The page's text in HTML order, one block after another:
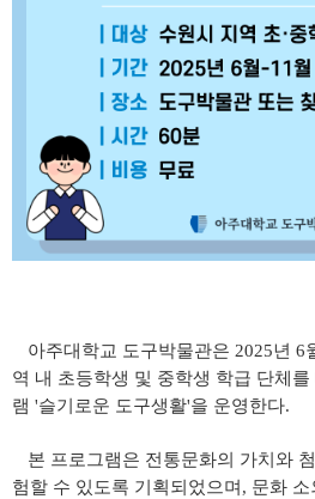
아주대학교 도구박물관은2025년6
역 내 초등학생 및 중학생 학급 단체
램 '슬기로운 도구생활'을 운영한다.
본 프로그램은 전통문화의 가치와
험할 수 있도록 기획되었으며 , 문화